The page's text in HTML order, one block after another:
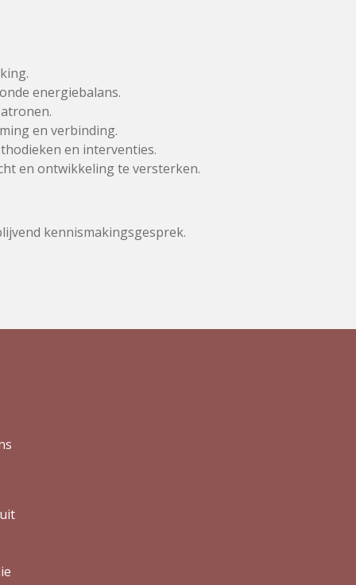
energiebalans.
en verbinding.
en interventies.
en ontwikkeling te versterken.
kennismakingsgesprek.